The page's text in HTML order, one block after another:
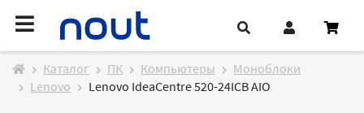
Каталог ПК Компьютеры
Моноблоки
Lenovo
Lenovo IdeaCentre 520-24ICB AIO